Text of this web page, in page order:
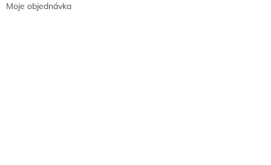
Moje objednávka